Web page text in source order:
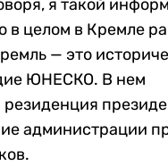
я такой
в целом в Кремле
— это
ЮНЕСКО. В нем
резиденция
администрации